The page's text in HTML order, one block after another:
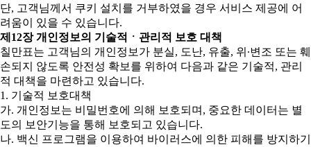
단, 고객님께서 쿠키 설치를 거부하였을 경우 서비스 제공에 어
려움이 있을 수 있습니다.
제12장 개인정보의 기술적ㆍ관리적 보호 대책
칠만표는 고객님의 개인정보가 분실, 도난, 유출, 위∙변조 또는 훼
손되지 않도록 안전성 확보를 위하여 다음과 같은 기술적, 관리
적 대책을 마련하고 있습니다.
1. 기술적 보호대책
가. 개인정보는 비밀번호에 의해 보호되며, 중요한 데이터는 별
도의 보안기능을 통해 보호되고 있습니다.
나. 백신 프로그램을 이용하여 바이러스에 의한 피해를 방지하기